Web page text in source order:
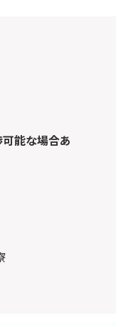
能な場合あ